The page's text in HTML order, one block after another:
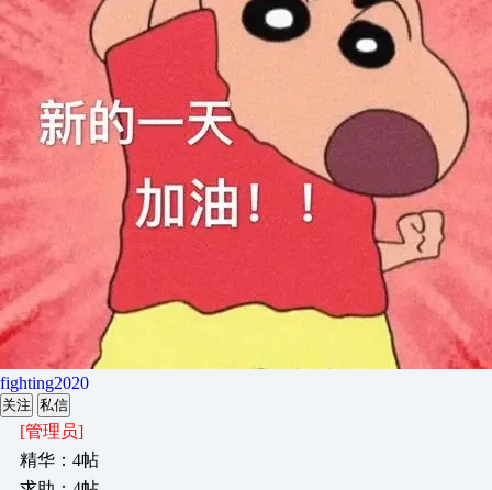
fighting2020
关注 私信
[管理员]
精华：4帖